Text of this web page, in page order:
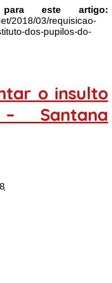
para este artigo:
2018/03/requisicao-
dos-pupilos-do-
o insulto
Santana